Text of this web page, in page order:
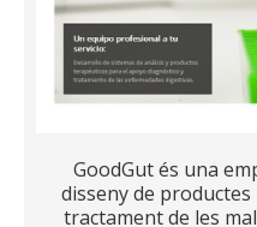
GoodGut és una
disseny de
tractament de les